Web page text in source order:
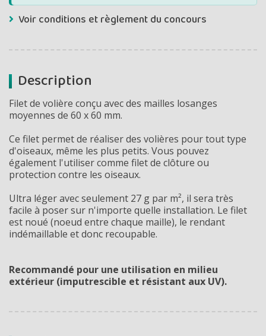
Voir conditions et règlement du concours
Description
Filet de volière conçu avec des mailles losanges
moyennes de 60 x 60 mm.
Ce filet permet de réaliser des volières pour tout type
d'oiseaux, même les plus petits. Vous pouvez
également l'utiliser comme filet de clôture ou
protection contre les oiseaux.
Ultra léger avec seulement 27 g par m², il sera très
facile à poser sur n'importe quelle installation. Le filet
est noué (noeud entre chaque maille), le rendant
indémaillable et donc recoupable.
Recommandé pour une utilisation en milieu
extérieur (imputrescible et résistant aux UV).